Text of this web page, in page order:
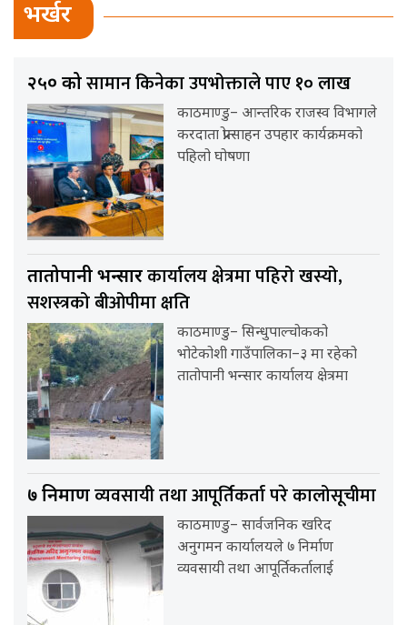
भर्खर
२५० कोसामान किनेका उपभोक्ताले पाए १० लाख
काठमाण्डु– आन्तरिक राजस्व विभागले
करदाता प्रोत्साहन उपहार कार्यक्रमको
पहिलो घोषणा
तातोपानी भन्सारकार्यालय क्षेत्रमा पहिरो खस्यो,
सशस्त्रको बीओपीमा क्षति
काठमाण्डु– सिन्धुपाल्चोकको
भोटेकोशी गाउँपालिका–३ मा रहेको
तातोपानी भन्सार कार्यालय क्षेत्रमा
७ निर्माणव्यवसायी तथा आपूर्तिकर्ता परे कालोसूचीमा
काठमाण्डु– सार्वजनिक खरिद
अनुगमन कार्यालयले ७ निर्माण
व्यवसायी तथा आपूर्तिकर्तालाई